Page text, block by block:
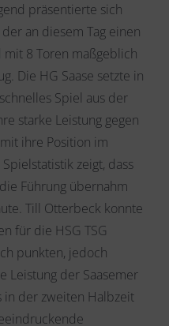
präsentierte sich
an diesem Tag einen
8 Toren maßgeblich
Die HG Saase setzte in
Spiel aus der
starke Leistung gegen
ihre Position im
zeigt, dass
Führung übernahm
Till Otterbeck konnte
für die HSG TSG
punkten, jedoch
Leistung der Saasemer
in der zweiten Halbzeit